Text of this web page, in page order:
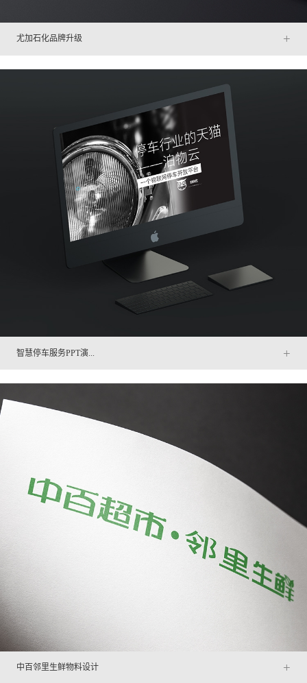
尤加石化品牌升级 +
智慧停车服务PPT演... +
中百邻里生鲜物料设计 +